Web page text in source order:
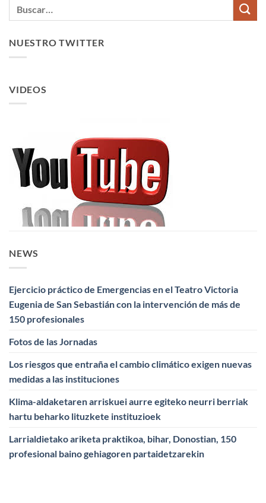
NUESTRO TWITTER
VIDEOS
NEWS
Ejercicio práctico de Emergencias en el Teatro Victoria
Eugenia de San Sebastián con la intervención de más de
150 profesionales
Fotos de las Jornadas
Los riesgos que entraña el cambio climático exigen nuevas
medidas a las instituciones
Klima-aldaketaren arriskuei aurre egiteko neurri berriak
hartu beharko lituzkete instituzioek
Larrialdietako ariketa praktikoa, bihar, Donostian, 150
profesional baino gehiagoren partaidetzarekin